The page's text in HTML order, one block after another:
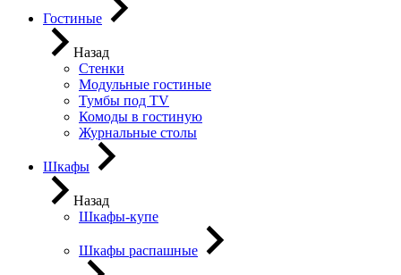
Гостиные
Назад
Стенки
Модульные гостиные
Тумбы под ТV
Комоды в гостиную
Журнальные столы
Шкафы
Назад
Шкафы-купе
Шкафы распашные